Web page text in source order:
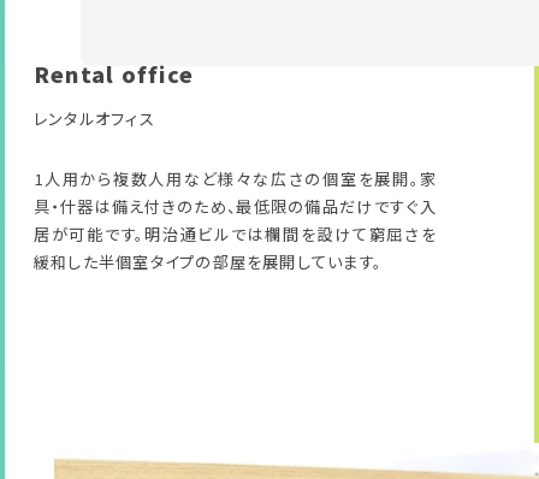
Rental office
レンタルオフィス
1人用から複数人用など様々な広さの個室を展開。家
具・什器は備え付きのため、最低限の備品だけですぐ入
居が可能です。明治通ビルでは欄間を設けて窮屈さを
緩和した半個室タイプの部屋を展開しています。